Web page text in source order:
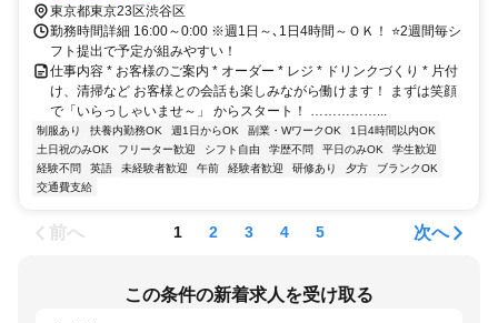
東京都東京23区渋谷区
勤務時間詳細 16:00～0:00 ※週1日～､1日4時間～ＯＫ！ ⭐2週間毎シ
フト提出で予定が組みやすい！
仕事内容 * お客様のご案内 * オーダー * レジ * ドリンクづくり * 片付
け、清掃など お客様との会話も楽しみながら働けます！ まずは笑顔
で「いらっしゃいませ～」 からスタート！ ……………...
制服あり 扶養内勤務OK 週1日からOK 副業・WワークOK
1日4時間以内OK
土日祝のみOK
フリーター歓迎 シフト自由 学歴不問 平日のみOK
学生歓迎
経験不問
英語 未経験者歓迎 午前 経験者歓迎 研修あり 夕方
ブランクOK
交通費支給
前へ 1 2 3 4 5 次へ
この条件の新着求人を受け取る